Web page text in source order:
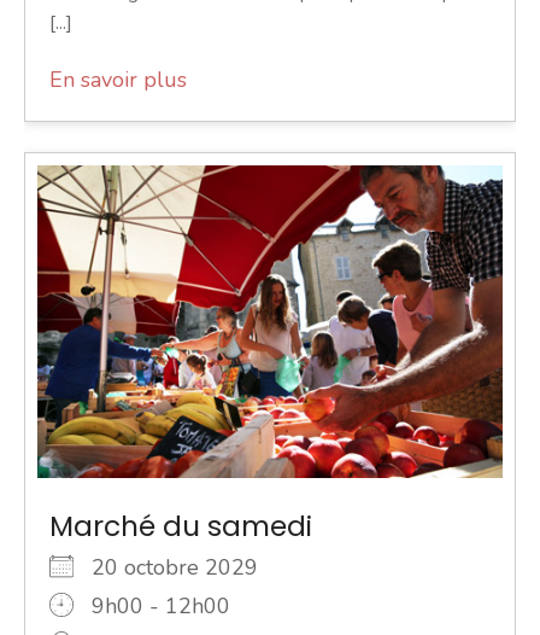
[...]
En savoir plus
Marché du samedi
20 octobre 2029
9h00 - 12h00